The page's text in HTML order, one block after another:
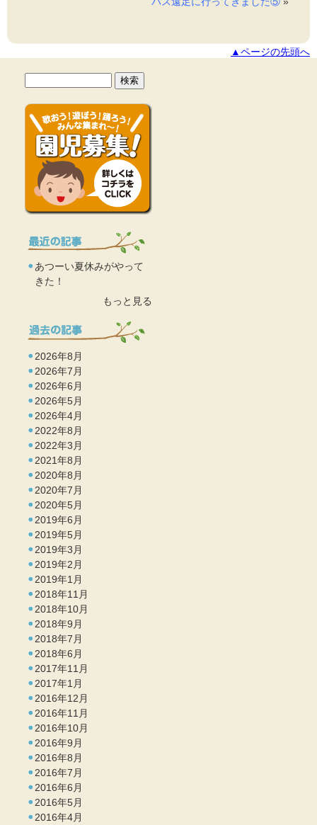
▲ページの先頭へ
あつーい夏休みがやって
きた！
もっと見る
2026年8月
2026年7月
2026年6月
2026年5月
2026年4月
2022年8月
2022年3月
2021年8月
2020年8月
2020年7月
2020年5月
2019年6月
2019年5月
2019年3月
2019年2月
2019年1月
2018年11月
2018年10月
2018年9月
2018年7月
2018年6月
2017年11月
2017年1月
2016年12月
2016年11月
2016年10月
2016年9月
2016年8月
2016年7月
2016年6月
2016年5月
2016年4月